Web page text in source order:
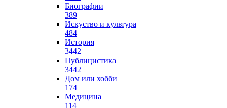
Биографии
389
Искуство и культура
484
История
3442
Публицистика
3442
Дом или хобби
174
Медицина
114